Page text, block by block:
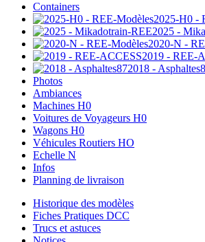
Containers
2025-H0 -
2025 -
2020-N -
2019 - REE-
2018 -
Photos
Ambiances
Machines H0
Voitures de Voyageurs H0
Wagons H0
Véhicules Routiers HO
Echelle N
Infos
Planning de livraison
Historique des modèles
Fiches Pratiques DCC
Trucs et astuces